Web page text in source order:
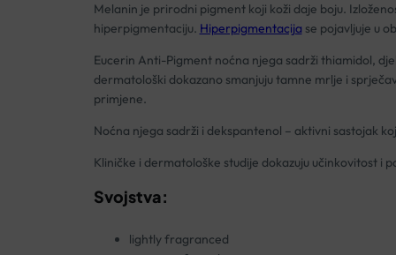
Melanin je prirodni pigment koji koži daje boju.
hiperpigmentaciju. Hiperpigmentacija se pojavljuje u
Eucerin Anti-Pigment noćna njega sadrži thiamidol,
dermatološki dokazano smanjuju tamne mrlje i
primjene.
Noćna njega sadrži i dekspantenol – aktivni sastojak
Kliničke i dermatološke studije dokazuju učinkovitost i
Svojstva:
lightly fragranced